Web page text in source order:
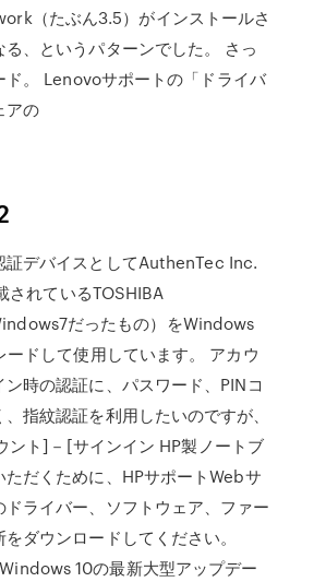
（たぶん3.5）がインストールさ
、というパターンでした。 さっ
ド。 Lenovoサポートの「ドライバ
アの
証デバイスとしてAuthenTec Inc.
されているTOSHIBA
だったもの）をWindows
ードして使用しています。 アカウ
ン時の認証に、パスワード、PINコ
指紋認証を利用したいのですが、
ント]－[サインイン HP製ノートブ
ただくために、HPサポートWebサ
ドライバー、ソフトウェア、ファー
ダウンロードしてください。
10の最新大型アップデー